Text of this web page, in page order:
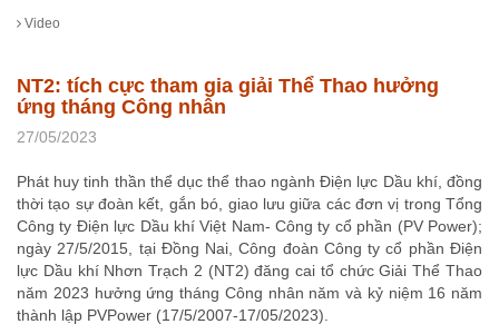
Video
NT2: tích cực tham gia giải Thể Thao hưởng
ứng tháng Công nhân
27/05/2023
Phát huy tinh thần thể dục thể thao ngành Điện lực Dầu khí, đồng
thời tạo sự đoàn kết, gắn bó, giao lưu giữa các đơn vị trong Tổng
Công ty Điện lực Dầu khí Việt Nam- Công ty cổ phần (PV Power);
ngày 27/5/2015, tại Đồng Nai, Công đoàn Công ty cổ phần Điện
lực Dầu khí Nhơn Trạch 2 (NT2) đăng cai tổ chức Giải Thể Thao
năm 2023 hưởng ứng tháng Công nhân năm và kỷ niệm 16 năm
thành lập PVPower (17/5/2007-17/05/2023).